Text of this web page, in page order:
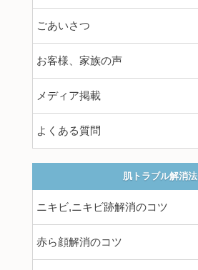
ごあいさつ
お客様、家族の声
メディア掲載
よくある質問
肌トラブル解消法
ニキビ,ニキビ跡解消のコツ
赤ら顔解消のコツ